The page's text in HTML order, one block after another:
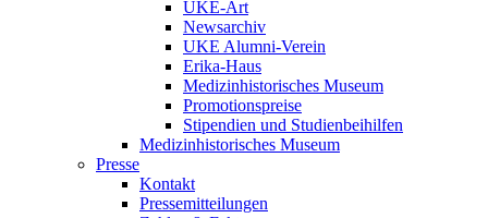
UKE-Art
Newsarchiv
UKE Alumni-Verein
Erika-Haus
Medizinhistorisches Museum
Promotionspreise
Stipendien und Studienbeihilfen
Medizinhistorisches Museum
Presse
Kontakt
Pressemitteilungen